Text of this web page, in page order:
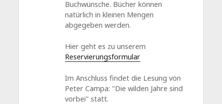
Buchwünsche. Bücher können
natürlich in kleinen Mengen
abgegeben werden.
Hier geht es zu unserem
Reservierungsformular
Im Anschluss findet die Lesung von
Peter Campa: "Die wilden Jahre sind
vorbei" statt.